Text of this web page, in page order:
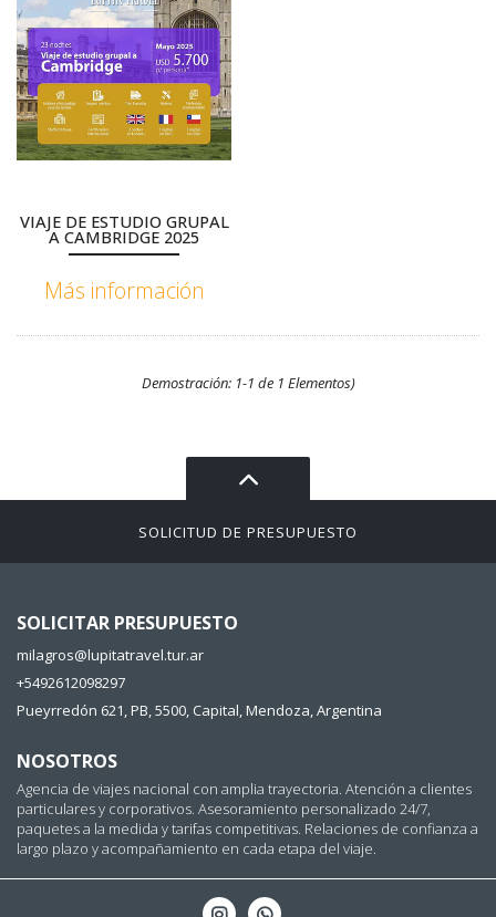
VIAJE DE ESTUDIO GRUPAL
A CAMBRIDGE 2025
Más información
Demostración: 1-1 de 1 Elementos)
SOLICITUD DE PRESUPUESTO
SOLICITAR PRESUPUESTO
milagros@lupitatravel.tur.ar
+5492612098297
Pueyrredón 621, PB, 5500, Capital, Mendoza, Argentina
NOSOTROS
Agencia de viajes nacional con amplia trayectoria. Atención a clientes
particulares y corporativos. Asesoramiento personalizado 24/7,
paquetes a la medida y tarifas competitivas. Relaciones de confianza a
largo plazo y acompañamiento en cada etapa del viaje.